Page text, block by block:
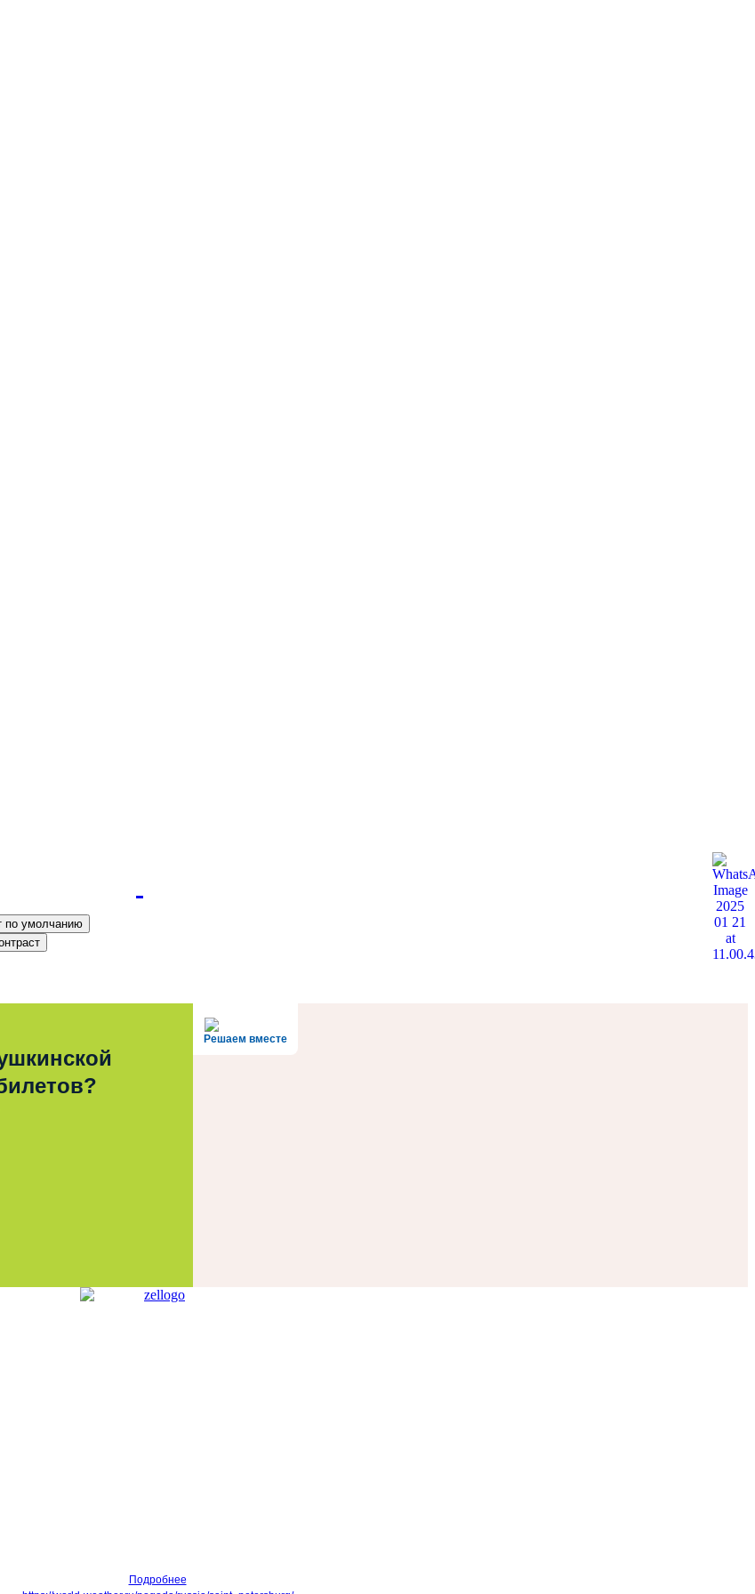
по умолчанию
Решаем вместе
Подробнее